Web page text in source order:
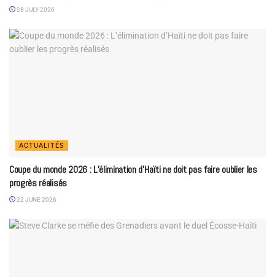
28 JULY 2026
ACTUALITÉS
Coupe du monde 2026 : L’élimination d’Haïti ne doit pas faire oublier les
progrès réalisés
22 JUNE 2026